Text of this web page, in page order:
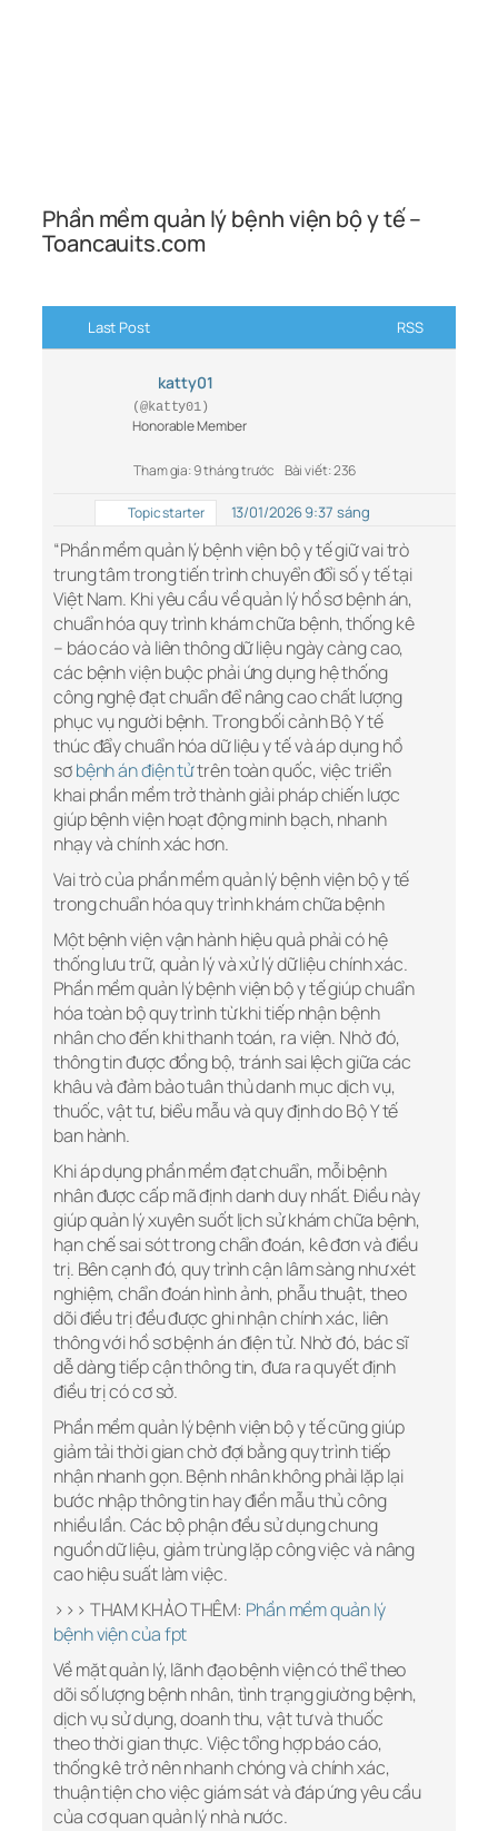
Phần mềm quản lý bệnh viện bộ y tế –
Toancauits.com
Last Post RSS
katty01
(@katty01)
Honorable Member
Tham gia: 9 tháng trước Bài viết: 236
Topic starter 13/01/2026 9:37 sáng
“Phần mềm quản lý bệnh viện bộ y tế giữ vai trò
trung tâm trong tiến trình chuyển đổi số y tế tại
Việt Nam. Khi yêu cầu về quản lý hồ sơ bệnh án,
chuẩn hóa quy trình khám chữa bệnh, thống kê
– báo cáo và liên thông dữ liệu ngày càng cao,
các bệnh viện buộc phải ứng dụng hệ thống
công nghệ đạt chuẩn để nâng cao chất lượng
phục vụ người bệnh. Trong bối cảnh Bộ Y tế
thúc đẩy chuẩn hóa dữ liệu y tế và áp dụng hồ
sơbệnh án điện tửtrên toàn quốc, việc triển
khai phần mềm trở thành giải pháp chiến lược
giúp bệnh viện hoạt động minh bạch, nhanh
nhạy và chính xác hơn.
Vai trò của phần mềm quản lý bệnh viện bộ y tế
trong chuẩn hóa quy trình khám chữa bệnh
Một bệnh viện vận hành hiệu quả phải có hệ
thống lưu trữ, quản lý và xử lý dữ liệu chính xác.
Phần mềm quản lý bệnh viện bộ y tế giúp chuẩn
hóa toàn bộ quy trình từ khi tiếp nhận bệnh
nhân cho đến khi thanh toán, ra viện. Nhờ đó,
thông tin được đồng bộ, tránh sai lệch giữa các
khâu và đảm bảo tuân thủ danh mục dịch vụ,
thuốc, vật tư, biểu mẫu và quy định do Bộ Y tế
ban hành.
Khi áp dụng phần mềm đạt chuẩn, mỗi bệnh
nhân được cấp mã định danh duy nhất. Điều này
giúp quản lý xuyên suốt lịch sử khám chữa bệnh,
hạn chế sai sót trong chẩn đoán, kê đơn và điều
trị. Bên cạnh đó, quy trình cận lâm sàng như xét
nghiệm, chẩn đoán hình ảnh, phẫu thuật, theo
dõi điều trị đều được ghi nhận chính xác, liên
thông với hồ sơ bệnh án điện tử. Nhờ đó, bác sĩ
dễ dàng tiếp cận thông tin, đưa ra quyết định
điều trị có cơ sở.
Phần mềm quản lý bệnh viện bộ y tế cũng giúp
giảm tải thời gian chờ đợi bằng quy trình tiếp
nhận nhanh gọn. Bệnh nhân không phải lặp lại
bước nhập thông tin hay điền mẫu thủ công
nhiều lần. Các bộ phận đều sử dụng chung
nguồn dữ liệu, giảm trùng lặp công việc và nâng
cao hiệu suất làm việc.
>>> THAM KHẢO THÊM: Phần mềm quản lý
bệnh viện của fpt
Về mặt quản lý, lãnh đạo bệnh viện có thể theo
dõi số lượng bệnh nhân, tình trạng giường bệnh,
dịch vụ sử dụng, doanh thu, vật tư và thuốc
theo thời gian thực. Việc tổng hợp báo cáo,
thống kê trở nên nhanh chóng và chính xác,
thuận tiện cho việc giám sát và đáp ứng yêu cầu
của cơ quan quản lý nhà nước.